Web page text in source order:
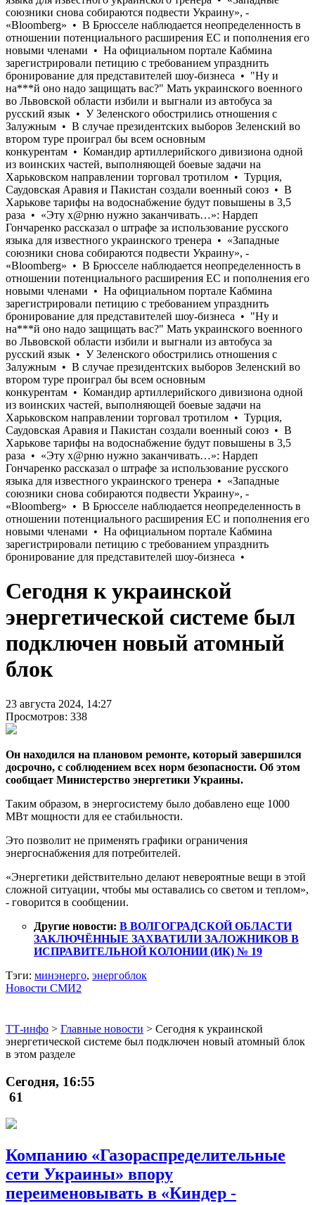
Сегодня к украинской
энергетической системе был
подключен новый атомный
блок
23 августа 2024, 14:27
Просмотров: 338
Он находился на плановом ремонте, который завершился
досрочно, с соблюдением всех норм безопасности. Об этом
сообщает Министерство энергетики Украины.
Таким образом, в энергосистему было добавлено еще 1000
МВт мощности для ее стабильности.
Это позволит не применять графики ограничения
энергоснабжения для потребителей.
«Энергетики действительно делают невероятные вещи в этой
сложной ситуации, чтобы мы оставались со светом и теплом»,
- говорится в сообщении.
Другие новости: В ВОЛГОГРАДСКОЙ ОБЛАСТИ
ЗАКЛЮЧЁННЫЕ ЗАХВАТИЛИ ЗАЛОЖНИКОВ В
ИСПРАВИТЕЛЬНОЙ КОЛОНИИ (ИК) № 19
Тэги: минэнерго, энергоблок
Новости СМИ2
ТТ-инфо > Главные новости > Сегодня к украинской
энергетической системе был подключен новый атомный блок
в этом разделе
Сегодня, 16:55
61
Компанию «Газораспределительные
сети Украины» впору
переименовывать в «Киндер -